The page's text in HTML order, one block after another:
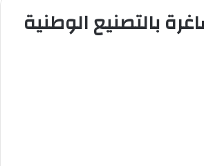
بالتصنيع الوطنية